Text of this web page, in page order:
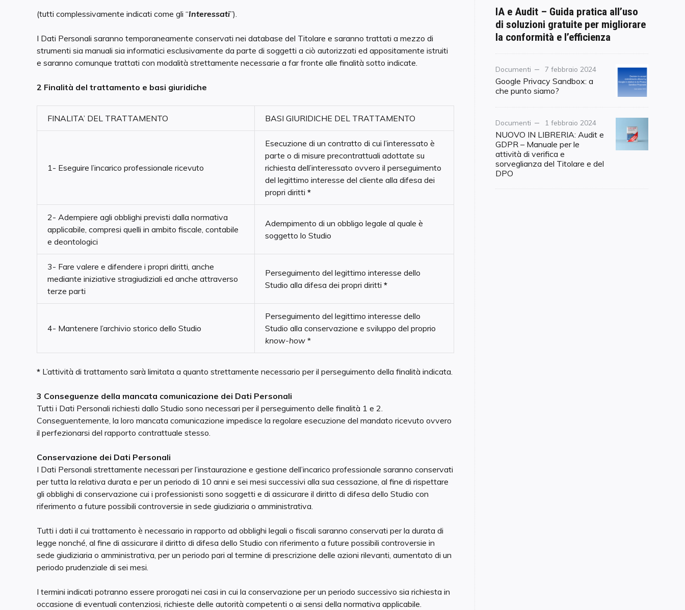
(tutti complessivamente indicati come gli “Interessati”).
I Dati Personali saranno temporaneamente conservati nei database del Titolare e saranno trattati a mezzo di
strumenti sia manuali sia informatici esclusivamente da parte di soggetti a ciò autorizzati ed appositamente istruiti
e saranno comunque trattati con modalità strettamente necessarie a far fronte alle finalità sotto indicate.
2 Finalità del trattamento e basi giuridiche
FINALITA’ DEL TRATTAMENTO BASI GIURIDICHE DEL TRATTAMENTO
1- Eseguire l’incarico professionale ricevuto
Esecuzione di un contratto di cui l’interessato è
parte o di misure precontrattuali adottate su
richiesta dell’interessato ovvero il perseguimento
del legittimo interesse del cliente alla difesa dei
propri diritti *
2- Adempiere agli obblighi previsti dalla normativa
applicabile, compresi quelli in ambito fiscale, contabile
e deontologici
Adempimento di un obbligo legale al quale è
soggetto lo Studio
3- Fare valere e difendere i propri diritti, anche
mediante iniziative stragiudiziali ed anche attraverso
terze parti
Perseguimento del legittimo interesse dello
Studio alla difesa dei propri diritti *
4- Mantenere l’archivio storico dello Studio
Perseguimento del legittimo interesse dello
Studio alla conservazione e sviluppo del proprio
know-how *
* L’attività di trattamento sarà limitata a quanto strettamente necessario per il perseguimento della finalità indicata.
3 Conseguenze della mancata comunicazione dei Dati Personali
Tutti i Dati Personali richiesti dallo Studio sono necessari per il perseguimento delle finalità 1 e 2.
Conseguentemente, la loro mancata comunicazione impedisce la regolare esecuzione del mandato ricevuto ovvero
il perfezionarsi del rapporto contrattuale stesso.
Conservazione dei Dati Personali
I Dati Personali strettamente necessari per l’instaurazione e gestione dell’incarico professionale saranno conservati
per tutta la relativa durata e per un periodo di 10 anni e sei mesi successivi alla sua cessazione, al fine di rispettare
gli obblighi di conservazione cui i professionisti sono soggetti e di assicurare il diritto di difesa dello Studio con
riferimento a future possibili controversie in sede giudiziaria o amministrativa.
Tutti i dati il cui trattamento è necessario in rapporto ad obblighi legali o fiscali saranno conservati per la durata di
legge nonché, al fine di assicurare il diritto di difesa dello Studio con riferimento a future possibili controversie in
sede giudiziaria o amministrativa, per un periodo pari al termine di prescrizione delle azioni rilevanti, aumentato di un
periodo prudenziale di sei mesi.
I termini indicati potranno essere prorogati nei casi in cui la conservazione per un periodo successivo sia richiesta in
occasione di eventuali contenziosi, richieste delle autorità competenti o ai sensi della normativa applicabile.
IA e Audit – Guida pratica all’uso
di soluzioni gratuite per migliorare
la conformità e l’efficienza
Category
Documenti
Posted
on
7 febbraio 2024
Google Privacy Sandbox: a
che punto siamo?
Category
Documenti
Posted
on
1 febbraio 2024
NUOVO IN LIBRERIA: Audit e
GDPR – Manuale per le
attività di verifica e
sorveglianza del Titolare e del
DPO